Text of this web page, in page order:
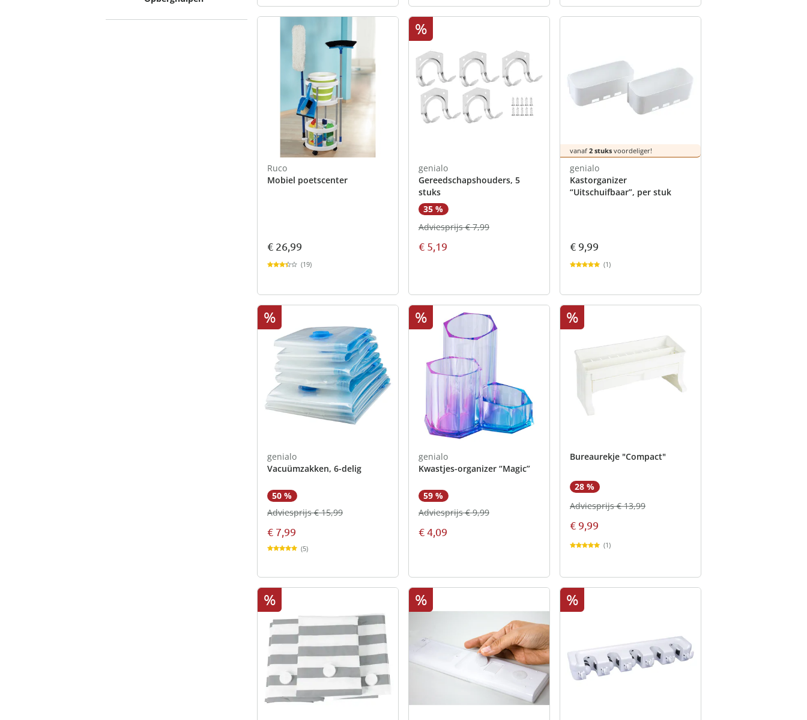
Ruco
Mobiel poetscenter
€ 26,99
(19)
%
genialo
Gereedschapshouders, 5
stuks
35 %
€ 5,19
Adviesprijs € 7,99
vanaf 2 stuks voordeliger!
genialo
Kastorganizer
“Uitschuifbaar”, per stuk
€ 9,99
(1)
%
genialo
Vacuümzakken, 6-delig
50 %
€ 7,99
Adviesprijs € 15,99
(5)
%
genialo
Kwastjes-organizer “Magic”
59 %
€ 4,09
Adviesprijs € 9,99
%
Bureaurekje "Compact"
28 %
€ 9,99
Adviesprijs € 13,99
(1)
% % %